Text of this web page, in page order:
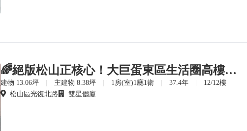
🌈絕版松山正核心！大巨蛋東區生活圈高樓景觀宅🌈
建物 13.06坪 主建物 8.38坪 1房(室)1廳1衛 37.4年 12/12樓
松山區光復北路 雙星儷廈